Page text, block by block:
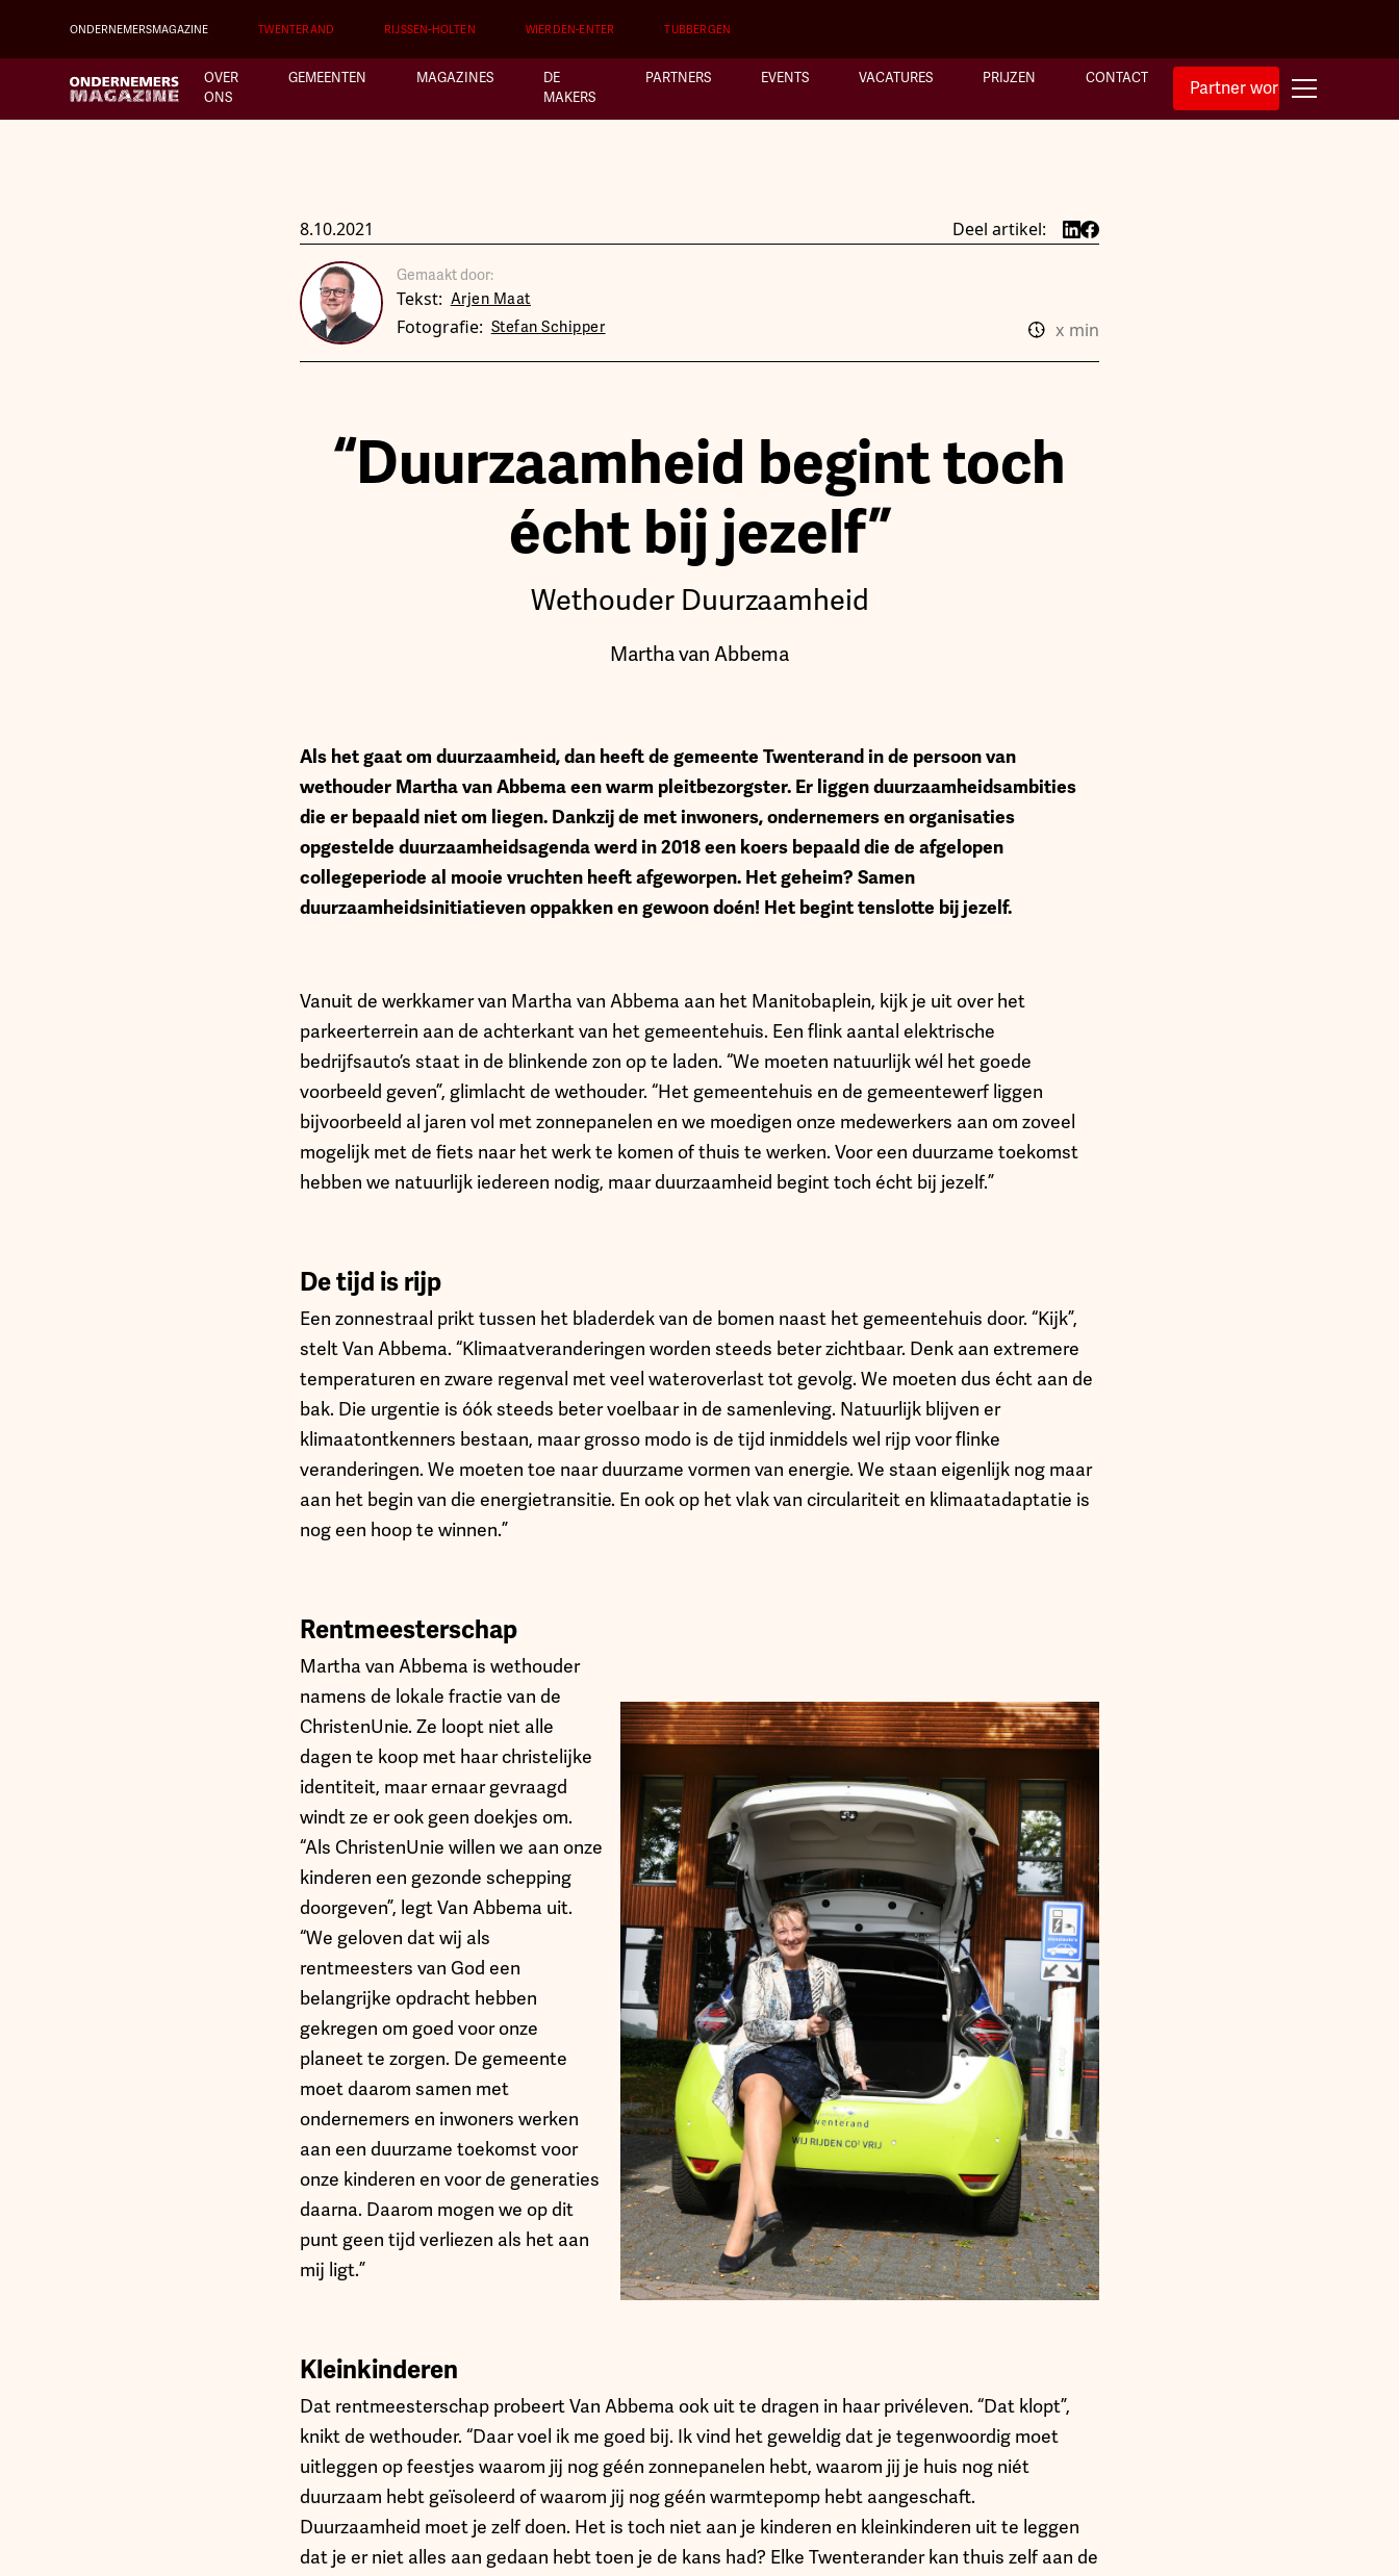
ONDERNEMERSMAGAZINE TWENTERAND RIJSSEN-HOLTEN WIERDEN-ENTER TUBBERGEN
OVER
ONS
GEMEENTEN MAGAZINES
DE
MAKERS
PARTNERS EVENTS VACATURES PRIJZEN CONTACT Partner worden
8.10.2021 Deel artikel:
Gemaakt door:
Tekst: Arjen Maat
Fotografie: Stefan Schipper x min
“Duurzaamheid begint toch
écht bij jezelf”
Wethouder Duurzaamheid
Martha van Abbema
Als het gaat om duurzaamheid, dan heeft de gemeente Twenterand in de persoon van
wethouder Martha van Abbema een warm pleitbezorgster. Er liggen duurzaamheidsambities
die er bepaald niet om liegen. Dankzij de met inwoners, ondernemers en organisaties
opgestelde duurzaamheidsagenda werd in 2018 een koers bepaald die de afgelopen
collegeperiode al mooie vruchten heeft afgeworpen. Het geheim? Samen
duurzaamheidsinitiatieven oppakken en gewoon doén! Het begint tenslotte bij jezelf.
Vanuit de werkkamer van Martha van Abbema aan het Manitobaplein, kijk je uit over het
parkeerterrein aan de achterkant van het gemeentehuis. Een flink aantal elektrische
bedrijfsauto’s staat in de blinkende zon op te laden. “We moeten natuurlijk wél het goede
voorbeeld geven”, glimlacht de wethouder. “Het gemeentehuis en de gemeentewerf liggen
bijvoorbeeld al jaren vol met zonnepanelen en we moedigen onze medewerkers aan om zoveel
mogelijk met de fiets naar het werk te komen of thuis te werken. Voor een duurzame toekomst
hebben we natuurlijk iedereen nodig, maar duurzaamheid begint toch écht bij jezelf.”
De tijd is rijp
Een zonnestraal prikt tussen het bladerdek van de bomen naast het gemeentehuis door. “Kijk”,
stelt Van Abbema. “Klimaatveranderingen worden steeds beter zichtbaar. Denk aan extremere
temperaturen en zware regenval met veel wateroverlast tot gevolg. We moeten dus écht aan de
bak. Die urgentie is óók steeds beter voelbaar in de samenleving. Natuurlijk blijven er
klimaatontkenners bestaan, maar grosso modo is de tijd inmiddels wel rijp voor flinke
veranderingen. We moeten toe naar duurzame vormen van energie. We staan eigenlijk nog maar
aan het begin van die energietransitie. En ook op het vlak van circulariteit en klimaatadaptatie is
nog een hoop te winnen.”
Rentmeesterschap
Martha van Abbema is wethouder
namens de lokale fractie van de
ChristenUnie. Ze loopt niet alle
dagen te koop met haar christelijke
identiteit, maar ernaar gevraagd
windt ze er ook geen doekjes om.
“Als ChristenUnie willen we aan onze
kinderen een gezonde schepping
doorgeven”, legt Van Abbema uit.
“We geloven dat wij als
rentmeesters van God een
belangrijke opdracht hebben
gekregen om goed voor onze
planeet te zorgen. De gemeente
moet daarom samen met
ondernemers en inwoners werken
aan een duurzame toekomst voor
onze kinderen en voor de generaties
daarna. Daarom mogen we op dit
punt geen tijd verliezen als het aan
mij ligt.”
Kleinkinderen
Dat rentmeesterschap probeert Van Abbema ook uit te dragen in haar privéleven. “Dat klopt”,
knikt de wethouder. “Daar voel ik me goed bij. Ik vind het geweldig dat je tegenwoordig moet
uitleggen op feestjes waarom jij nog géén zonnepanelen hebt, waarom jij je huis nog niét
duurzaam hebt geïsoleerd of waarom jij nog géén warmtepomp hebt aangeschaft.
Duurzaamheid moet je zelf doen. Het is toch niet aan je kinderen en kleinkinderen uit te leggen
dat je er niet alles aan gedaan hebt toen je de kans had? Elke Twenterander kan thuis zelf aan de